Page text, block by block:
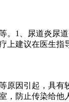
。1、尿道炎尿
上建议在医生指
原因引起，具有
，防止传染给他